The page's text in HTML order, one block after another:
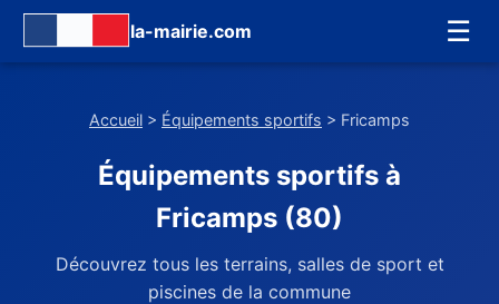
la-mairie.com ☰
Accueil > Équipements sportifs > Fricamps
Équipements sportifs à
Fricamps (80)
Découvrez tous les terrains, salles de sport et
piscines de la commune